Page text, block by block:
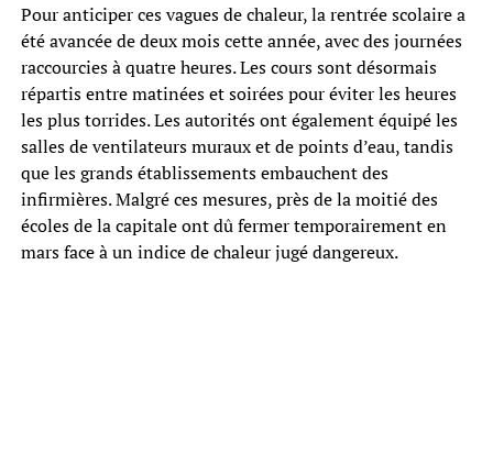
Pour anticiper ces vagues de chaleur, la rentrée scolaire a
été avancée de deux mois cette année, avec des journées
raccourcies à quatre heures. Les cours sont désormais
répartis entre matinées et soirées pour éviter les heures
les plus torrides. Les autorités ont également équipé les
salles de ventilateurs muraux et de points d’eau, tandis
que les grands établissements embauchent des
infirmières. Malgré ces mesures, près de la moitié des
écoles de la capitale ont dû fermer temporairement en
mars face à un indice de chaleur jugé dangereux.